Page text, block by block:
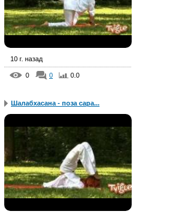
10 г. назад
0 0 0.0
Шалабхасана - поза сара...